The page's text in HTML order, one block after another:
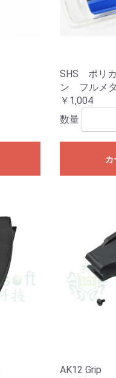
SHS ポリカ
ン フルメ
￥1,004
数量
カ
AK12 Grip